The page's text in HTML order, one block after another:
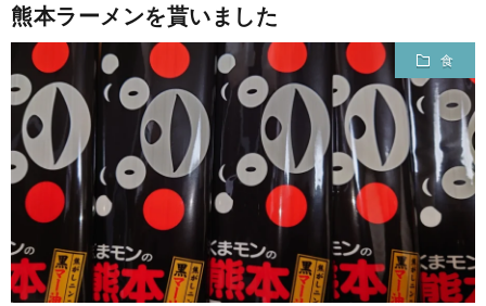
熊本ラーメンを貰いました
食